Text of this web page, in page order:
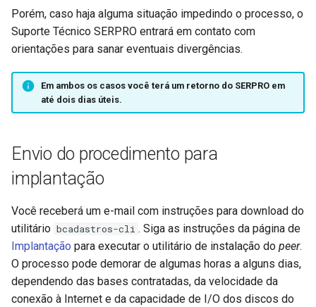
Porém, caso haja alguma situação impedindo o processo, o
Suporte Técnico SERPRO entrará em contato com
orientações para sanar eventuais divergências.
Em ambos os casos você terá um retorno do SERPRO em
até dois dias úteis.
Envio do procedimento para
implantação
Você receberá um e-mail com instruções para download do
utilitário bcadastros-cli . Siga as instruções da página de
Implantação para executar o utilitário de instalação do peer.
O processo pode demorar de algumas horas a alguns dias,
dependendo das bases contratadas, da velocidade da
conexão à Internet e da capacidade de I/O dos discos do